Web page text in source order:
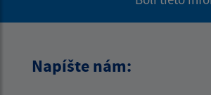
Napíšte nám: